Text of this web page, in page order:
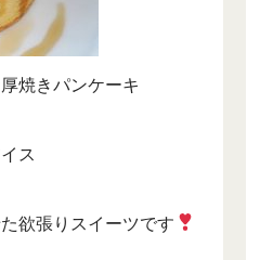
焼きパンケーキ
ス
欲張りスイーツです